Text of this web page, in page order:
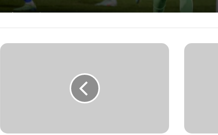
مانشستر سيتي يتعثر مجدداً بتعادله أمام
مضيفه برينتفورد
السوبر الإسباني والقنوات الناقلة
ميسي يُقر: هذه نقطة ضعفي في